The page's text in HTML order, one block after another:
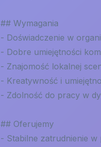
## Wymagania
- Doświadczenie w
- Dobre umiejętności
- Znajomość lokalnej
- Kreatywność i
- Zdolność do pracy w
## Oferujemy
- Stabilne zatrudnienie